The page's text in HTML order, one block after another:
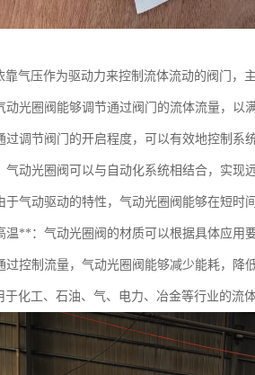
气压作为驱动力来控制流体流动的阀门，
光圈阀能够调节通过阀门的流体流量，以
调节阀门的开启程度，可以有效地控制系
动光圈阀可以与自动化系统相结合，实现
气动驱动的特性，气动光圈阀能够在短时
**：气动光圈阀的材质可以根据具体应用
控制流量，气动光圈阀能够减少能耗，降低
化工、石油、气、电力、冶金等行业的流体